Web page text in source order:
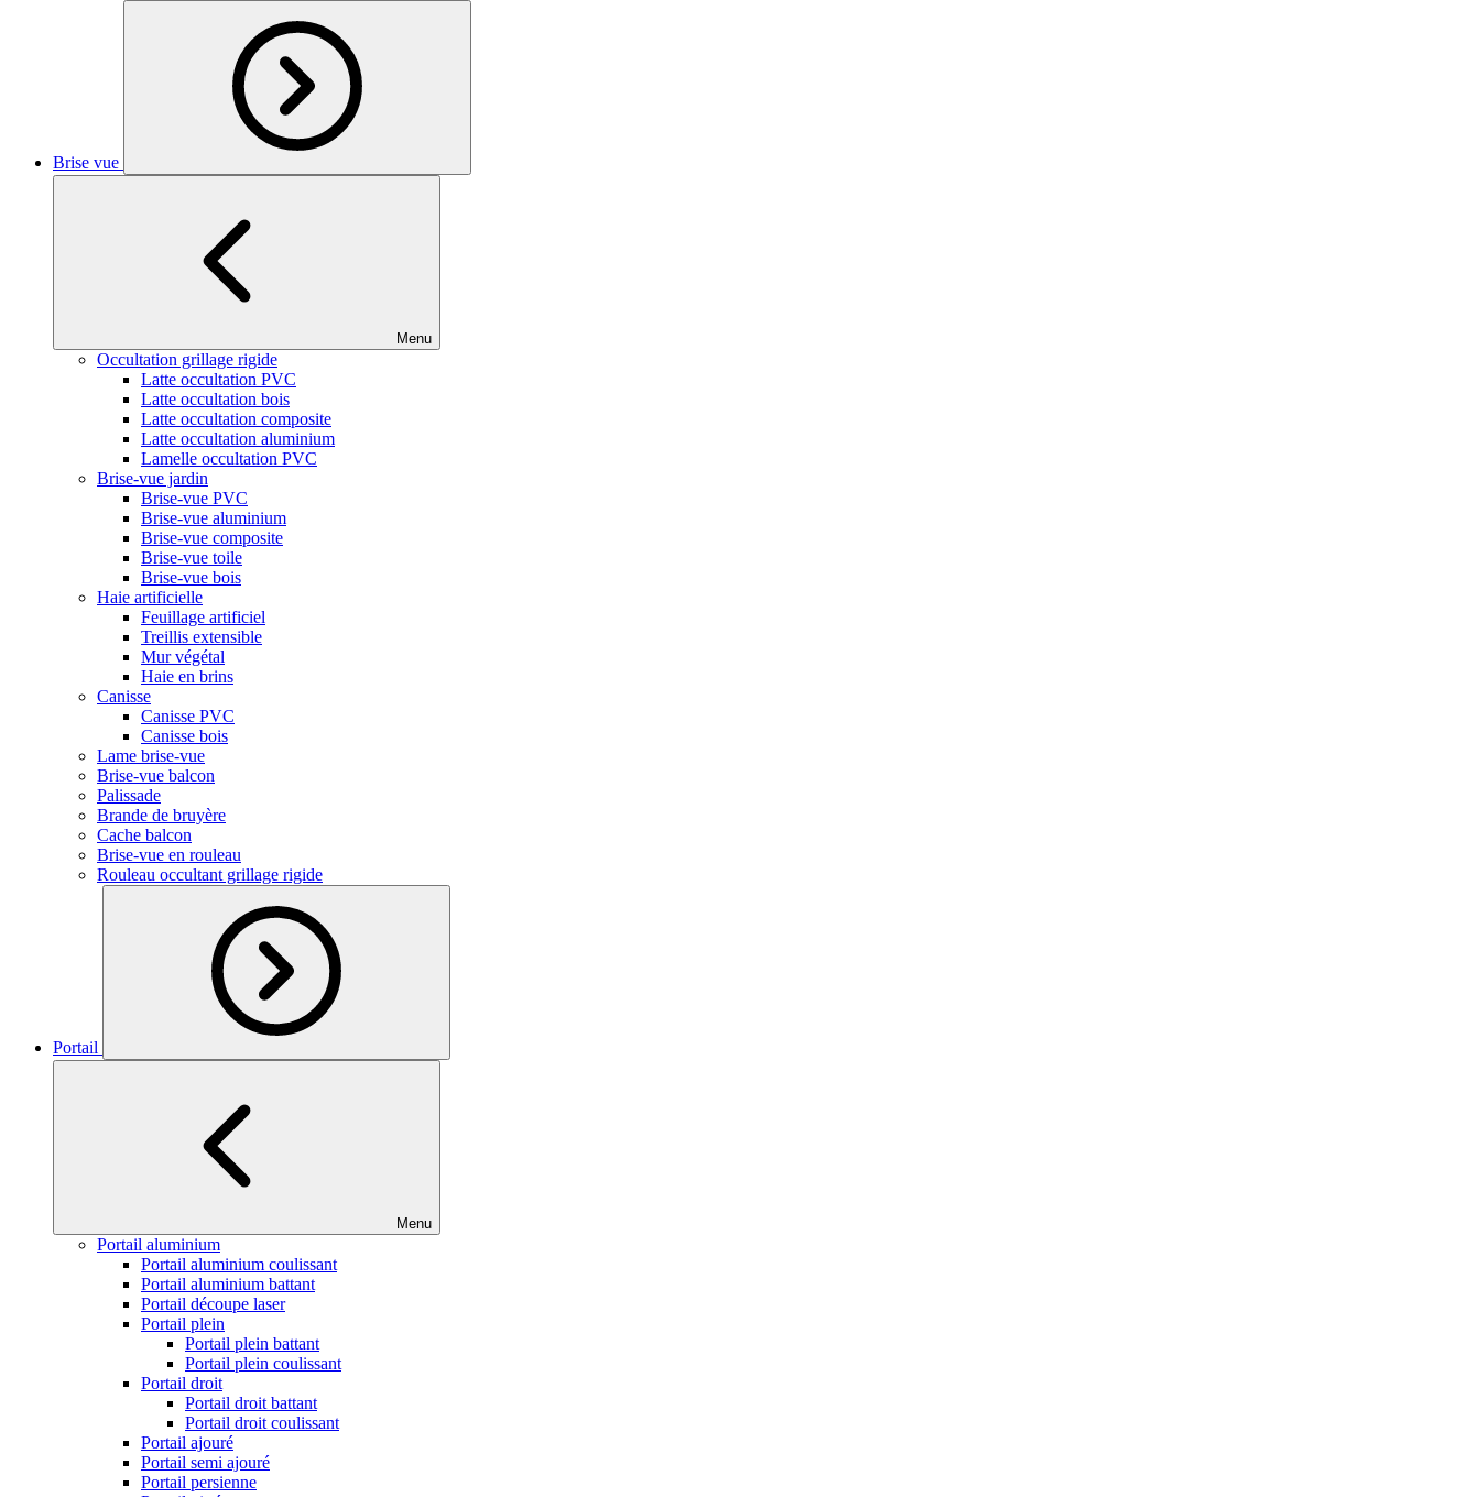
Brise vue
Menu
Occultation grillage rigide
Latte occultation PVC
Latte occultation bois
Latte occultation composite
Latte occultation aluminium
Lamelle occultation PVC
Brise-vue jardin
Brise-vue PVC
Brise-vue aluminium
Brise-vue composite
Brise-vue toile
Brise-vue bois
Haie artificielle
Feuillage artificiel
Treillis extensible
Mur végétal
Haie en brins
Canisse
Canisse PVC
Canisse bois
Lame brise-vue
Brise-vue balcon
Palissade
Brande de bruyère
Cache balcon
Brise-vue en rouleau
Rouleau occultant grillage rigide
Portail
Menu
Portail aluminium
Portail aluminium coulissant
Portail aluminium battant
Portail découpe laser
Portail plein
Portail plein battant
Portail plein coulissant
Portail droit
Portail droit battant
Portail droit coulissant
Portail ajouré
Portail semi ajouré
Portail persienne